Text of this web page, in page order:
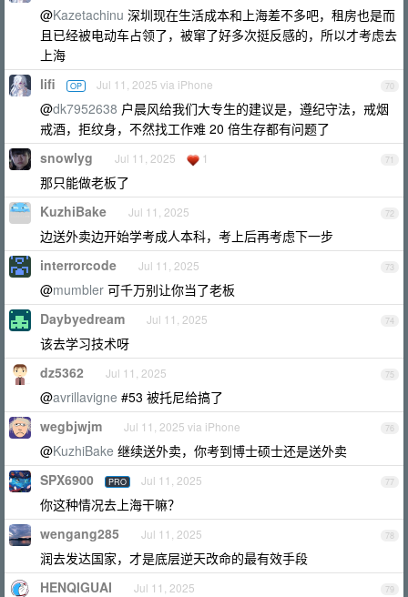
@Kazetachinu 深圳现在生活成本和上海差不多吧，租房也是而
且已经被电动车占领了，被窜了好多次挺反感的，所以才考虑去
上海
70
lifi OP Jul 11, 2025 via iPhone
@dk7952638 户晨风给我们大专生的建议是，遵纪守法，戒烟
戒酒，拒纹身，不然找工作难 20 倍生存都有问题了
71
snowlyg Jul 11, 2025 1
那只能做老板了
72
KuzhiBake Jul 11, 2025
边送外卖边开始学考成人本科，考上后再考虑下一步
73
interrorcode Jul 11, 2025
@mumbler 可千万别让你当了老板
74
Daybyedream Jul 11, 2025
该去学习技术呀
75
dz5362 Jul 11, 2025
@avrillavigne #53 被托尼给搞了
76
wegbjwjm Jul 11, 2025 via iPhone
@KuzhiBake 继续送外卖，你考到博士硕士还是送外卖
77
SPX6900 PRO Jul 11, 2025
你这种情况去上海干嘛？
78
wengang285 Jul 11, 2025
润去发达国家，才是底层逆天改命的最有效手段
79
HENQIGUAI Jul 11, 2025